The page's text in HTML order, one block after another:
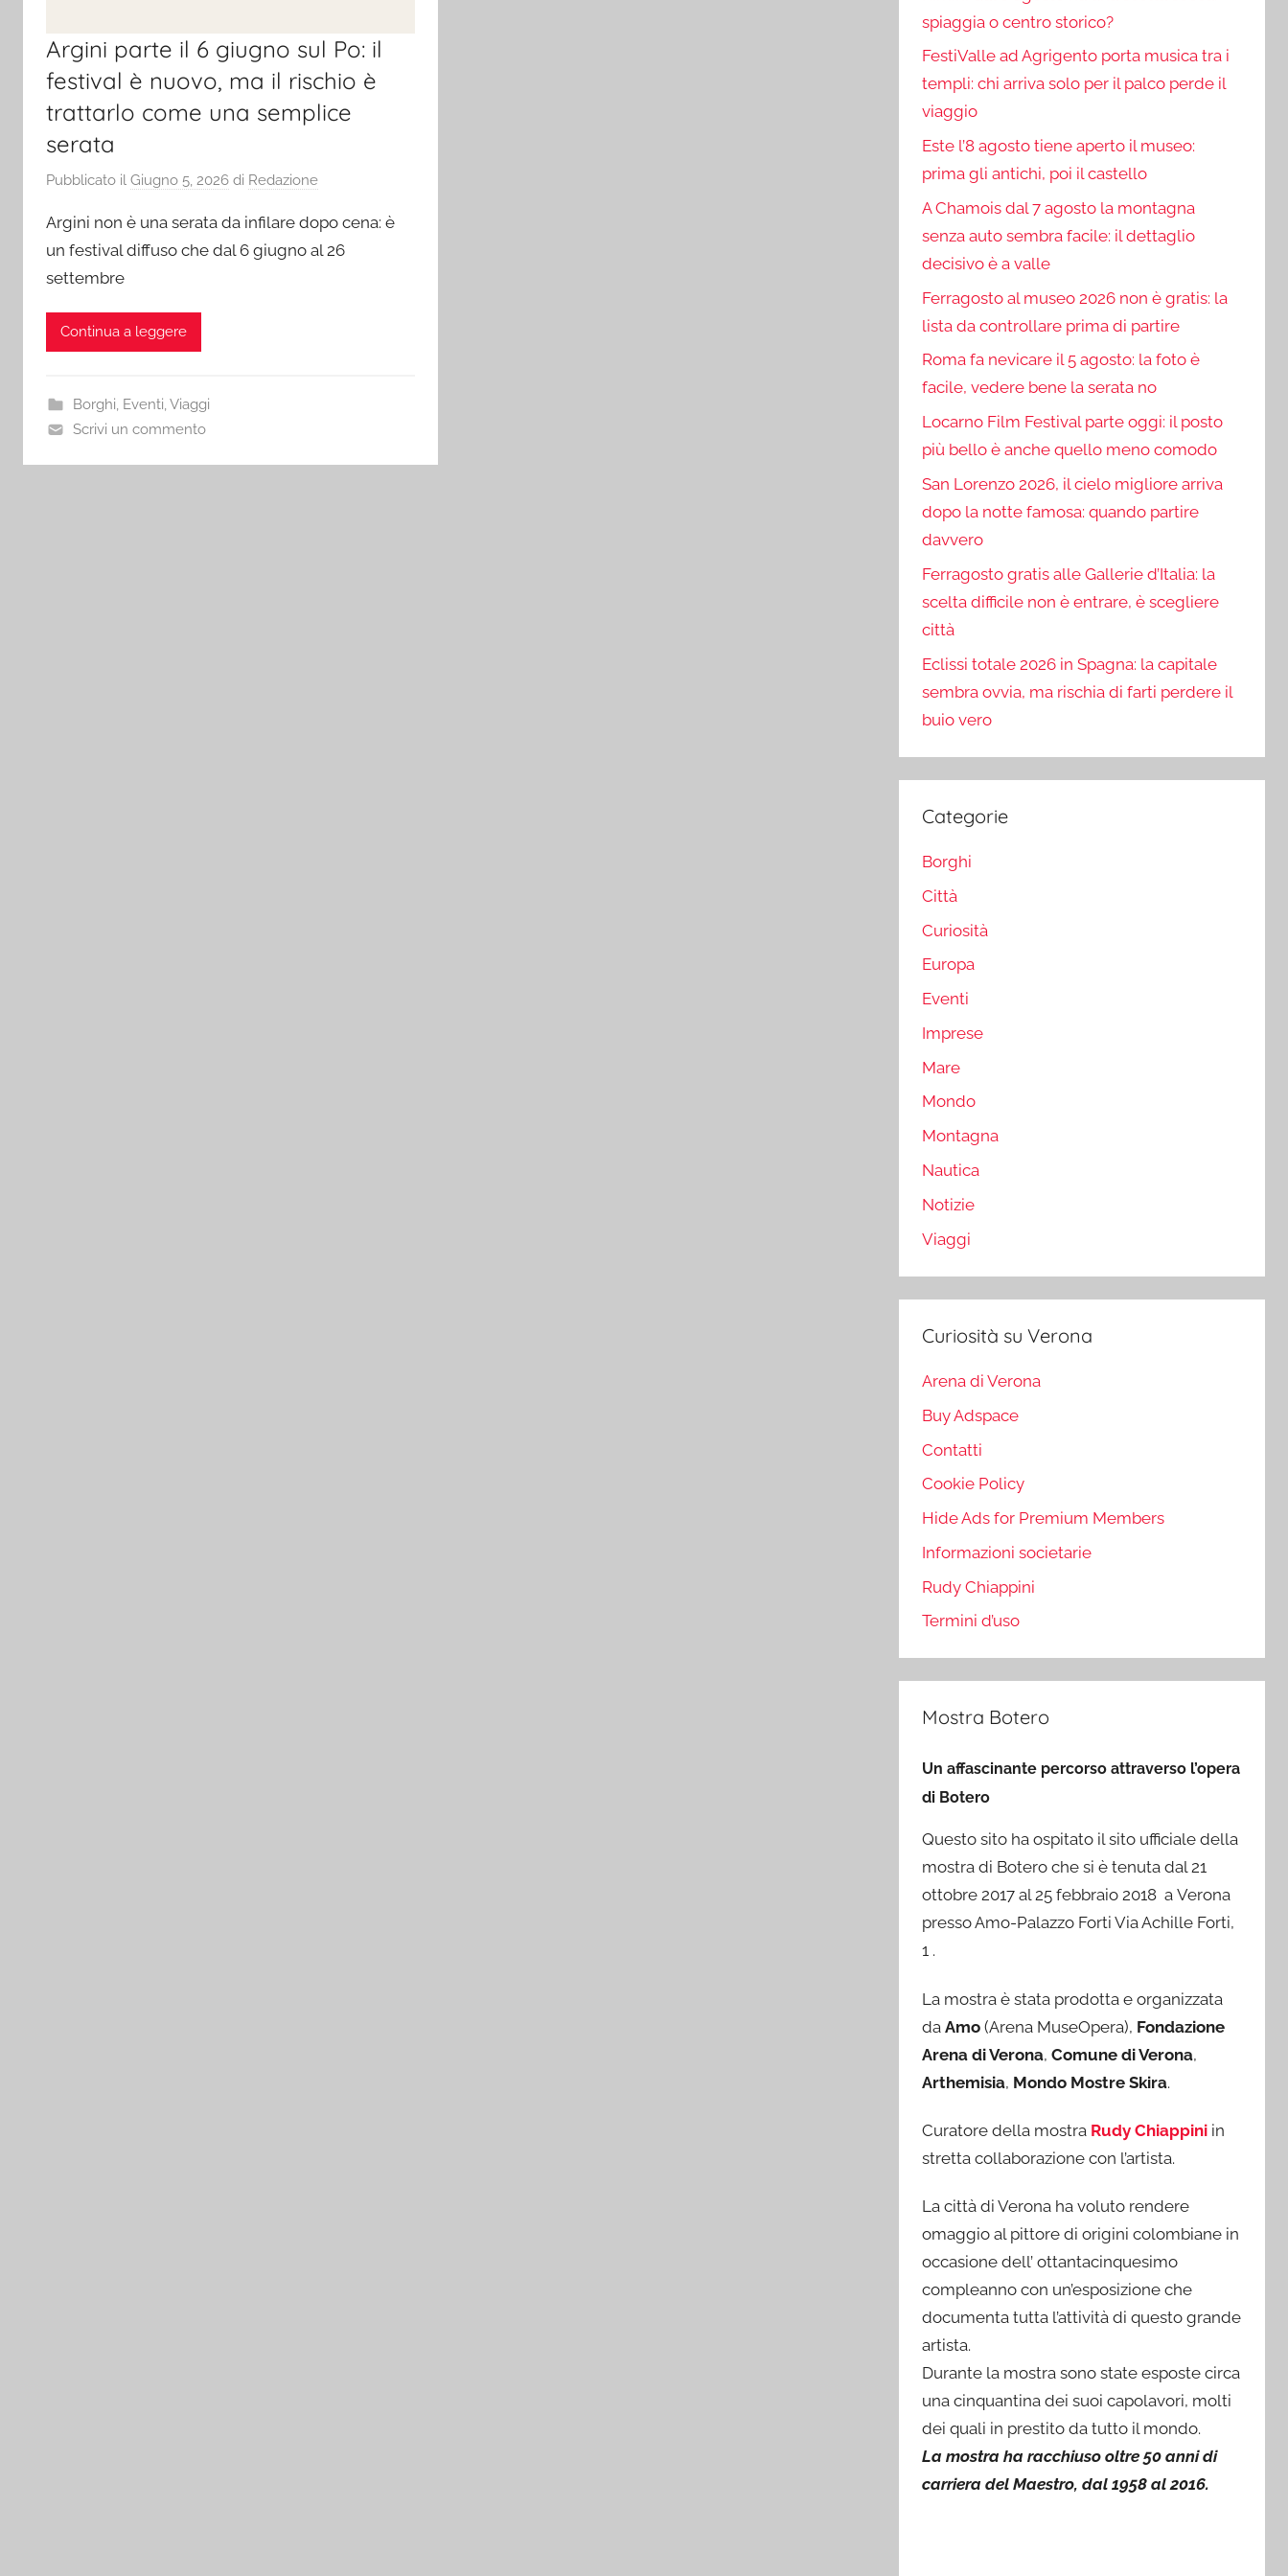
Argini parte il 6 giugno sul Po: il
festival è nuovo, ma il rischio è
trattarlo come una semplice
serata
Pubblicato il Giugno 5, 2026 di Redazione
Argini non è una serata da infilare dopo cena: è
un festival diffuso che dal 6 giugno al 26
settembre
Continua a leggere
Borghi, Eventi,Viaggi
Scrivi un commento
spiaggia o centro storico?
FestiValle ad Agrigento porta musica tra i
templi: chi arriva solo per il palco perde il
viaggio
Este l’8 agosto tiene aperto il museo:
prima gli antichi, poi il castello
A Chamois dal 7 agosto la montagna
senza auto sembra facile: il dettaglio
decisivo è a valle
Ferragosto al museo 2026 non è gratis: la
lista da controllare prima di partire
Roma fa nevicare il 5 agosto: la foto è
facile, vedere bene la serata no
Locarno Film Festival parte oggi: il posto
più bello è anche quello meno comodo
San Lorenzo 2026, il cielo migliore arriva
dopo la notte famosa: quando partire
davvero
Ferragosto gratis alle Gallerie d’Italia: la
scelta difficile non è entrare, è scegliere
città
Eclissi totale 2026 in Spagna: la capitale
sembra ovvia, ma rischia di farti perdere il
buio vero
Categorie
Borghi
Città
Curiosità
Europa
Eventi
Imprese
Mare
Mondo
Montagna
Nautica
Notizie
Viaggi
Curiosità su Verona
Arena di Verona
Buy Adspace
Contatti
Cookie Policy
Hide Ads for Premium Members
Informazioni societarie
Rudy Chiappini
Termini d’uso
Mostra Botero
Un affascinante percorso attraverso l’opera
di Botero
Questo sito ha ospitato il sito ufficiale della
mostra di Botero che si è tenuta dal 21
ottobre 2017 al 25 febbraio 2018 a Verona
presso Amo-Palazzo Forti Via Achille Forti,
1 .
La mostra è stata prodotta e organizzata
daAmo (Arena MuseOpera), Fondazione
Arena di Verona,Comune di Verona,
Arthemisia, Mondo Mostre Skira.
Curatore della mostra Rudy Chiappini in
stretta collaborazione con l’artista.
La città di Verona ha voluto rendere
omaggio al pittore di origini colombiane in
occasione dell’ ottantacinquesimo
compleanno con un’esposizione che
documenta tutta l’attività di questo grande
artista.
Durante la mostra sono state esposte circa
una cinquantina dei suoi capolavori, molti
dei quali in prestito da tutto il mondo.
La mostra ha racchiuso oltre 50 anni di
carriera del Maestro, dal 1958 al 2016.